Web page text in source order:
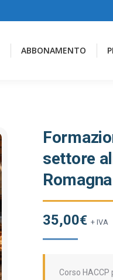
ABBONAMENTO
settore
35,00€ + IVA
Corso